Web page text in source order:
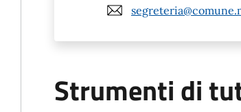
Strumenti di